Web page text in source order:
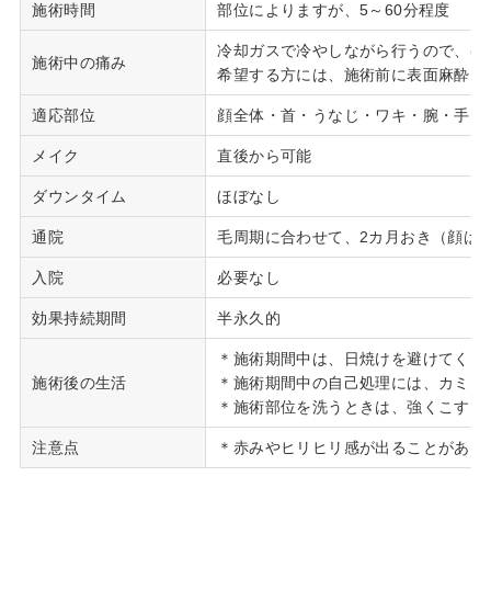
施術時間 部位によりますが、5～60分程度
施術中の痛み
冷却ガスで冷やしながら行うので、ほ
希望する方には、施術前に表面麻酔
適応部位 顔全体・首・うなじ・ワキ・腕・手
メイク 直後から可能
ダウンタイム ほぼなし
通院 毛周期に合わせて、2カ月おき（顔は
入院 必要なし
効果持続期間 半永久的
施術後の生活
＊施術期間中は、日焼けを避けてくだ
＊施術期間中の自己処理には、カミ
＊施術部位を洗うときは、強くこす
注意点 ＊赤みやヒリヒリ感が出ることがあ